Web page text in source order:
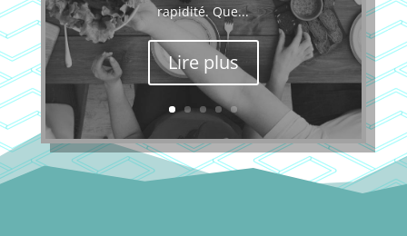
rapidité. Que...
Lire plus